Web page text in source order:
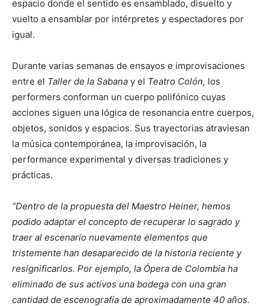
espacio donde el sentido es ensamblado, disuelto y
vuelto a ensamblar por intérpretes y espectadores por
igual.
Durante varias semanas de ensayos e improvisaciones
entre el Taller de la Sabana y el Teatro Colón, los
performers conforman un cuerpo polifónico cuyas
acciones siguen una lógica de resonancia entre cuerpos,
objetos, sonidos y espacios. Sus trayectorias atraviesan
la música contemporánea, la improvisación, la
performance experimental y diversas tradiciones y
prácticas.
“Dentro de la propuesta del Maestro Heiner, hemos
podido adaptar el concepto de recuperar lo sagrado y
traer al escenario nuevamente elementos que
tristemente han desaparecido de la historia reciente y
resignificarlos. Por ejemplo, la Ópera de Colombia ha
eliminado de sus activos una bodega con una gran
cantidad de escenografía de aproximadamente 40 años.